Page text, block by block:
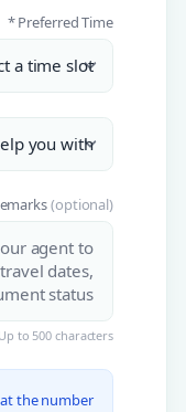
Preferred Time *
(optional)
to 500 characters.
the number